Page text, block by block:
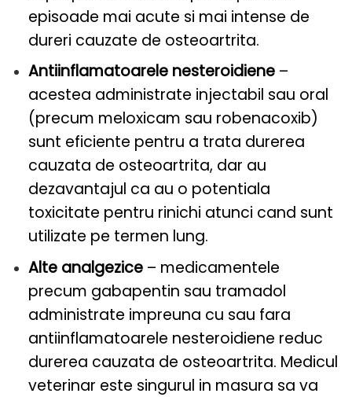
episoade mai acute si mai intense de
dureri cauzate de osteoartrita.
Antiinflamatoarele nesteroidiene–
acestea administrate injectabil sau oral
(precum meloxicam sau robenacoxib)
sunt eficiente pentru a trata durerea
cauzata de osteoartrita, dar au
dezavantajul ca au o potentiala
toxicitate pentru rinichi atunci cand sunt
utilizate pe termen lung.
Alte analgezice– medicamentele
precum gabapentin sau tramadol
administrate impreuna cu sau fara
antiinflamatoarele nesteroidiene reduc
durerea cauzata de osteoartrita. Medicul
veterinar este singurul in masura sa va